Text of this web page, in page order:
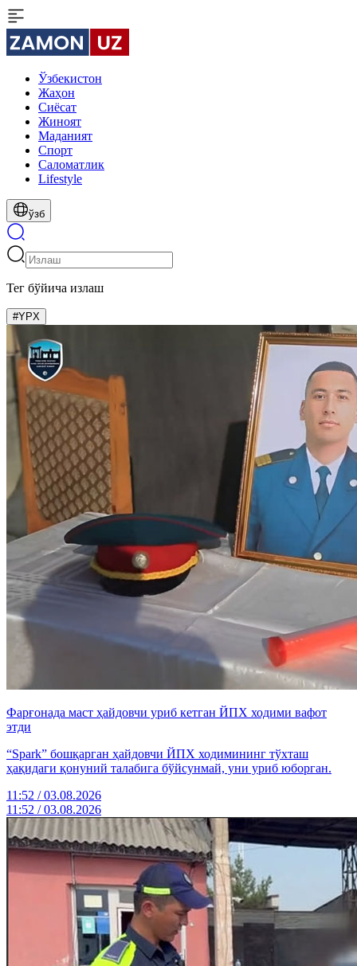
Ўзбекистон
Жаҳон
Сиёсат
Жиноят
Маданият
Спорт
Cаломатлик
Lifestyle
ўзб
Тег бўйича излаш
#YPX
Фарғонада маст ҳайдовчи уриб кетган ЙПХ ходими вафот
этди
“Spark” бошқарган ҳайдовчи ЙПХ ходимининг тўхташ
ҳақидаги қонуний талабига бўйсунмай, уни уриб юборган.
11:52 / 03.08.2026
11:52 / 03.08.2026